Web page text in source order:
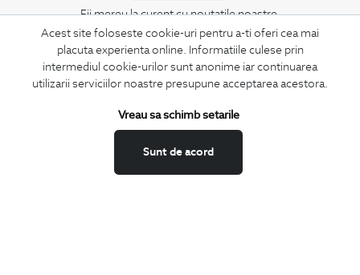
Acest site foloseste cookie-uri pentru a-ti oferi cea mai
placuta experienta online. Informatiile culese prin
intermediul cookie-urilor sunt anonime iar continuarea
utilizarii serviciilor noastre presupune acceptarea acestora.
Sunt de acord
Vreau sa schimb setarile
Fii mereu la curent cu noutatile noastre,
oferte speciale si trenduri in moda masculina.
CONCIERGE
Termeni si conditii
Schimburi si retur
Securitatea datelor
Feedback site
ANPC